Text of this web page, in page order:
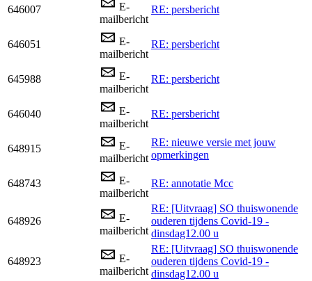
646007
E-
mailbericht
RE: persbericht
646051
E-
mailbericht
RE: persbericht
645988
E-
mailbericht
RE: persbericht
646040
E-
mailbericht
RE: persbericht
648915
E-
mailbericht
RE: nieuwe versie met jouw
opmerkingen
648743
E-
mailbericht
RE: annotatie Mcc
648926
E-
mailbericht
RE: [Uitvraag] SO thuiswonende
ouderen tijdens Covid-19 -
dinsdag12.00 u
648923
E-
mailbericht
RE: [Uitvraag] SO thuiswonende
ouderen tijdens Covid-19 -
dinsdag12.00 u